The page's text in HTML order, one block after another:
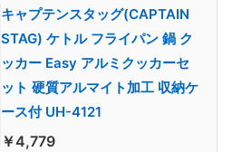
キャプテンスタッグ(CAPTAIN
STAG) ケトル フライパン 鍋 ク
ッカー Easy アルミクッカーセ
ット 硬質アルマイト加工 収納ケ
ース付 UH-4121
￥4,779